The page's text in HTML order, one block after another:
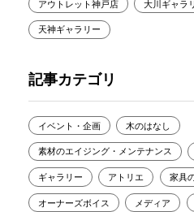
アウトレット神戸店 大川ギャラ
天神ギャラリー
記事カテゴリ
イベント・企画 木のはなし
素材のエイジング・メンテナンス
ギャラリー アトリエ 家具
オーナーズボイス メディア